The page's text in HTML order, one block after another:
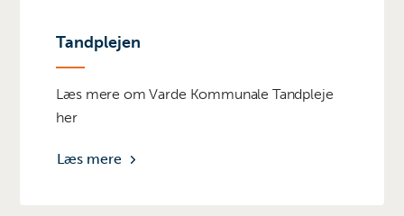
Tandplejen
Læs mere om Varde Kommunale Tandpleje
her
Læs mere